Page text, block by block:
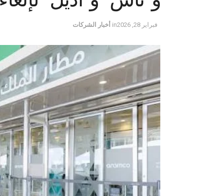
فبراير 28, 2026 in أخبار الشركات